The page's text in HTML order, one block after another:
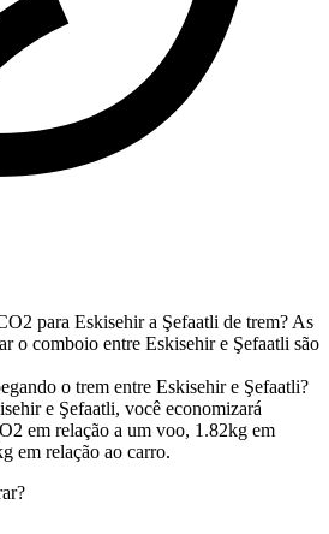
para Eskisehir a Şefaatli de trem? As
o comboio entre Eskisehir e Şefaatli são
o trem entre Eskisehir e Şefaatli?
e Şefaatli, você economizará
em relação a um voo, 1.82kg em
em relação ao carro.